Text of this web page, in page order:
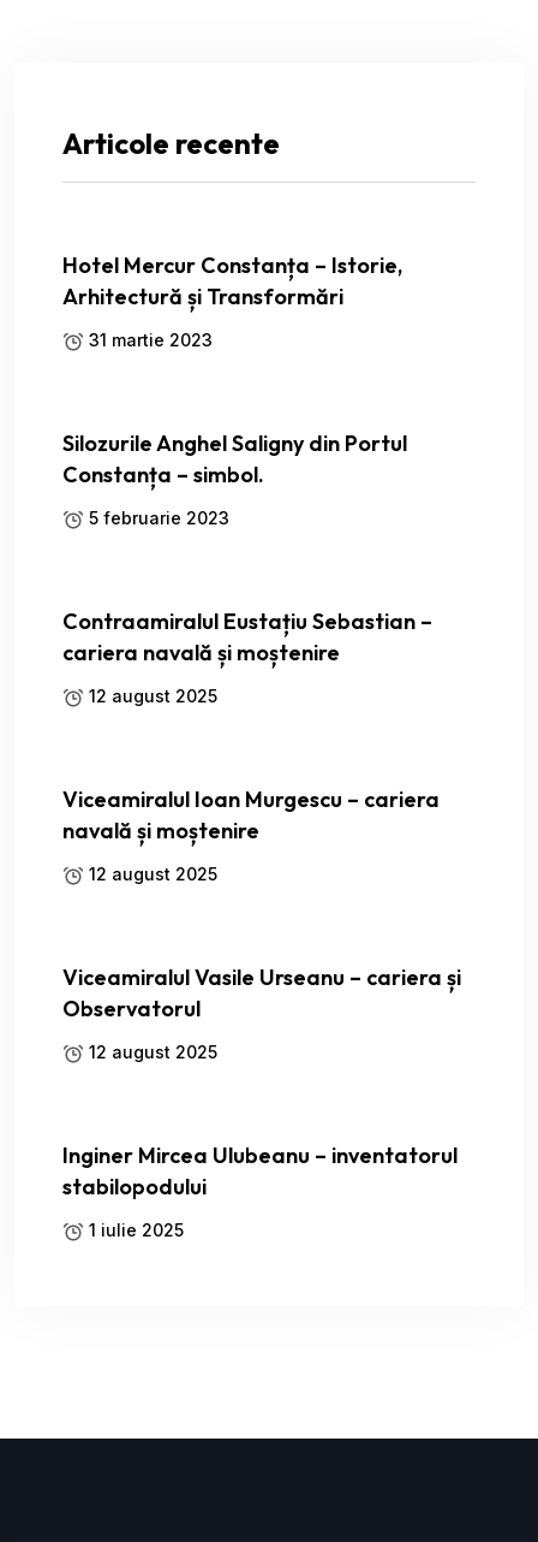
Articole recente
Hotel Mercur Constanța – Istorie,
Arhitectură și Transformări
31 martie 2023
Silozurile Anghel Saligny din Portul
Constanța – simbol.
5 februarie 2023
Contraamiralul Eustațiu Sebastian –
cariera navală și moștenire
12 august 2025
Viceamiralul Ioan Murgescu – cariera
navală și moștenire
12 august 2025
Viceamiralul Vasile Urseanu – cariera și
Observatorul
12 august 2025
Inginer Mircea Ulubeanu – inventatorul
stabilopodului
1 iulie 2025